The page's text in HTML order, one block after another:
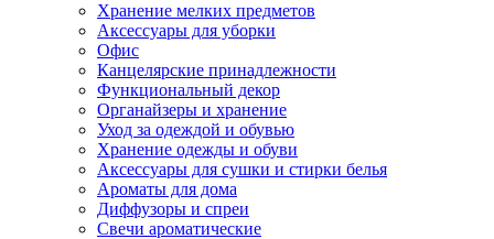
Хранение мелких предметов
Аксессуары для уборки
Офис
Канцелярские принадлежности
Функциональный декор
Органайзеры и хранение
Уход за одеждой и обувью
Хранение одежды и обуви
Аксессуары для сушки и стирки белья
Ароматы для дома
Диффузоры и спреи
Свечи ароматические